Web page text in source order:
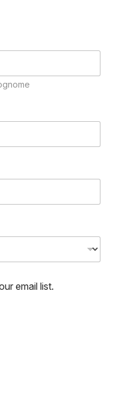
email list.